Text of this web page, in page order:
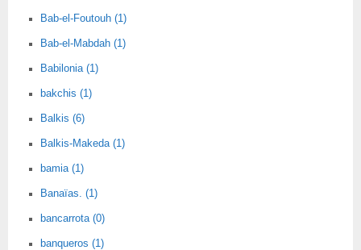
Bab-el-Foutouh (1)
Bab-el-Mabdah (1)
Babilonia (1)
bakchis (1)
Balkis (6)
Balkis-Makeda (1)
bamia (1)
Banaïas. (1)
bancarrota (0)
banqueros (1)